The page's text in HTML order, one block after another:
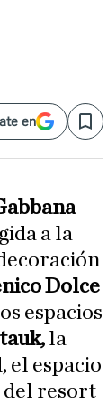
en Save
a la
Dolce
espacios
la
el espacio
del resort